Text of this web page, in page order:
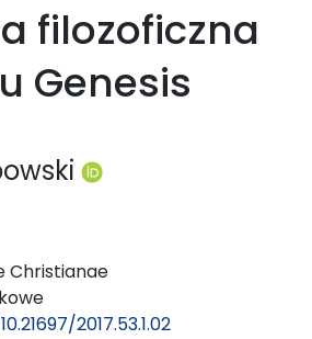
filozoficzna
Genesis
Christianae
2017.53.1.02